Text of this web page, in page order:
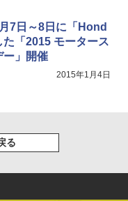
7日～8日に「Hond
「2015 モータース
ー」開催
2015年1月4日
る